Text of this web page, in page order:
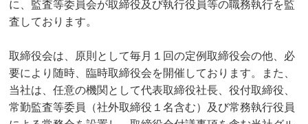
に、監査等委員会が取締役及び執行役員等の職務執行を監
査しております。
取締役会は、原則として毎月１回の定例取締役会の他、必
要により随時、臨時取締役会を開催しております。また、
当社は、任意の機関として代表取締役社長、役付取締役、
常勤監査等委員（社外取締役１名含む）及び常務執行役員